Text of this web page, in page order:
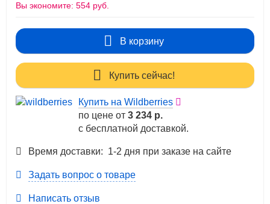
Вы экономите:554 руб.
В корзину
Купить сейчас!
Купить на Wildberries
по цене от3 234 р.
с бесплатной доставкой.
Время доставки: 1-2 дня при заказе на сайте
Задать вопрос о товаре
Написать отзыв